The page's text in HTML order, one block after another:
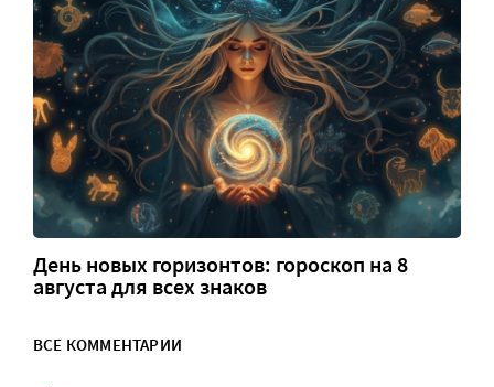
День новых горизонтов: гороскоп на 8
августа для всех знаков
ВСЕ КОММЕНТАРИИ